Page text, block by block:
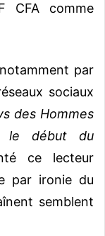
CFA comme
par
sociaux
des Hommes
le début du
ce lecteur
par ironie du
semblent